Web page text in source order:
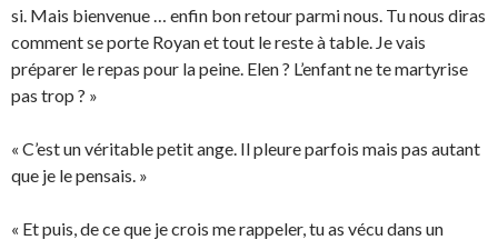
si. Mais bienvenue … enfin bon retour parmi nous. Tu nous diras
comment se porte Royan et tout le reste à table. Je vais
préparer le repas pour la peine. Elen ? L’enfant ne te martyrise
pas trop ? »
« C’est un véritable petit ange. Il pleure parfois mais pas autant
que je le pensais. »
« Et puis, de ce que je crois me rappeler, tu as vécu dans un